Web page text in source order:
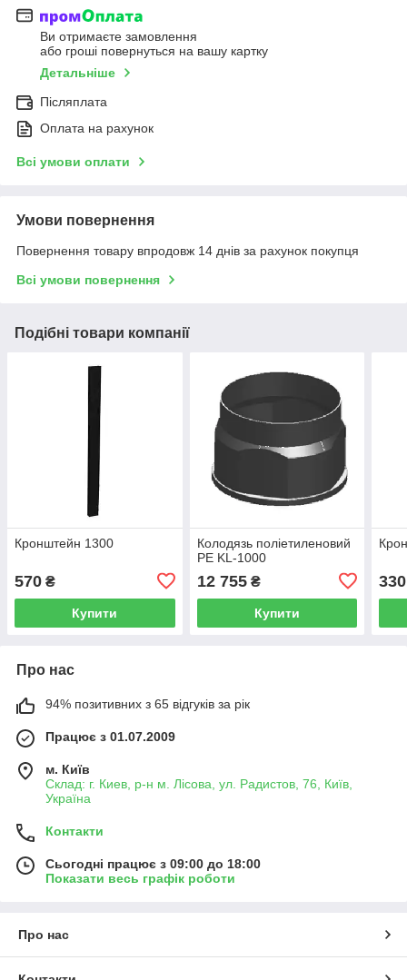
Ви отримаєте замовлення
або гроші повернуться на вашу картку
Детальніше
Післяплата
Оплата на рахунок
Всі умови оплати
Умови повернення
Повернення товару впродовж 14 днів за рахунок покупця
Всі умови повернення
Подібні товари компанії
Кронштейн 1300
570 ₴
Купити
Колодязь поліетиленовий
PE KL-1000
12 755₴
Купити
330
Про нас
94% позитивних з 65 відгуків за рік
Працює з 01.07.2009
м. Київ
Склад: г. Киев, р-н м. Лісова, ул. Радистов, 76, Київ,
Україна
Контакти
Сьогодні працює з 09:00 до 18:00
Показати весь графік роботи
Про нас